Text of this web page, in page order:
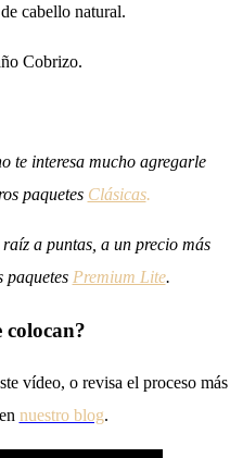
cabello natural.
Cobrizo.
te interesa mucho agregarle
paquetes Clásicas.
a puntas, a un precio más
paquetes Premium Lite.
colocan?
vídeo, o revisa el proceso más
nuestro blog.